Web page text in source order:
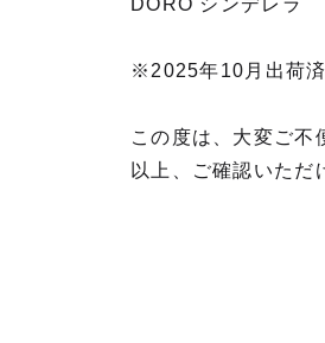
DORO シンデ
※2025年10月出荷
この度は、大変ご不
以上、ご確認いただ